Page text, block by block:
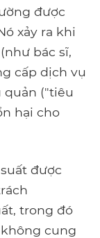
được
xảy ra khi
bác sĩ,
cấp dịch vụ
quản ("tiêu
hại cho
được
trong đó
cung